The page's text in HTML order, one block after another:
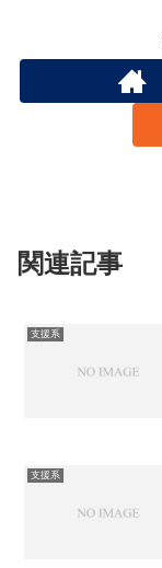
関連記事
支援系
支援系